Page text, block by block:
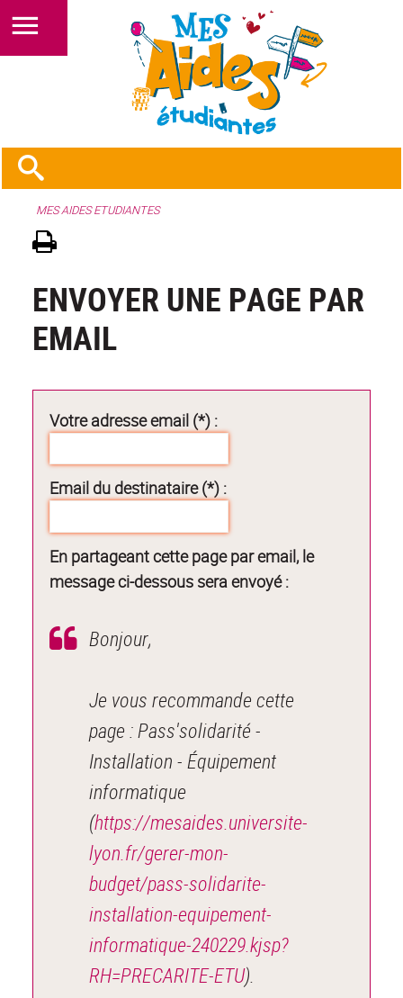
MES AIDES ETUDIANTES
ENVOYER UNE PAGE PAR
EMAIL
Votre adresse email (*) :
Email du destinataire (*) :
En partageant cette page par email, le
message ci-dessous sera envoyé :
Bonjour,
Je vous recommande cette
page : Pass'solidarité -
Installation - Équipement
informatique
(https://mesaides.universite-
lyon.fr/gerer-mon-
budget/pass-solidarite-
installation-equipement-
informatique-240229.kjsp?
RH=PRECARITE-ETU).